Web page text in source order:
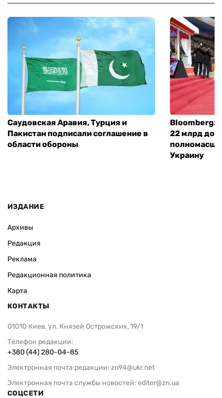
Саудовская Аравия, Турция и
Пакистан подписали соглашение в
области обороны
Bloomberg:
22 млрд
Украину
ИЗДАНИЕ
Архивы
Редакция
Реклама
Редакционная политика
Карта
КОНТАКТЫ
01010 Киев, ул. Князей Острожских, 19/1
Телефон редакции:
+380 (44) 280-04-85
Электронная почта редакции: zn94@ukr.net
Электронная почта службы новостей: editor@zn.ua
СОЦСЕТИ